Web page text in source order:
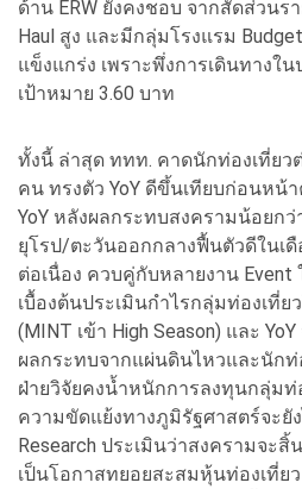
ด้าน ERW ยังคงชอบ จากสัดส่วนร
Haul สูง และมีกลุ่มโรงแรม
แข็งแกร่ง เพราะพึ่งการเดินทางใ
เป้าหมาย 3.60 บาท
ทั้งนี้ ล่าสุด ททท. คาดนักท่องเที่ยว
คน ทรงตัว YoY ดีขึ้นเทียบก่อนหน้
YoY หลังผลกระทบสงครามน้อยก
ยุโรป/ตะวันออกกลางฟื้นตัวดีในเ
ต่อเนื่อง ควบคู่กับหลายงาน Event
เบื้องต้นประเมินกำไรกลุ่มท่องเที่ย
(MINT เข้า High Season) และ
ผลกระทบจากแผ่นดินไหวและนักท่
ฝ่ายวิจัยคงน้ำหนักการลงทุนกลุ่มท่
ความขัดแย้งทางภูมิรัฐศาสตร์จะยั
Research ประเมินว่าสงครามจะ
เป็นโอกาสทยอยสะสมหุ้นท่องเที่ย